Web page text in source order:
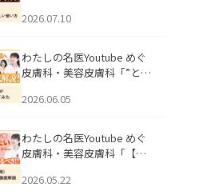
医師が明かす副作用・リバ
公開いたしました。
2026.07.10
わたしの名医Youtube めぐ
皮膚科・美容皮膚科「”とお
ッズの肌悩みに本気で答え
た。
2026.06.05
わたしの名医Youtube めぐ
皮膚科・美容皮膚科「【ヒ
用】ハイブリッド注入を美
2026.05.22